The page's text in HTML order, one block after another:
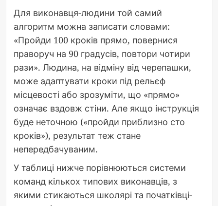
Для виконавця-людини той самий
алгоритм можна записати словами:
«Пройди 100 кроків прямо, повернися
праворуч на 90 градусів, повтори чотири
рази». Людина, на відміну від черепашки,
може адаптувати кроки під рельєф
місцевості або зрозуміти, що «прямо»
означає вздовж стіни. Але якщо інструкція
буде неточною («пройди приблизно сто
кроків»), результат теж стане
непередбачуваним.
У таблиці нижче порівнюються системи
команд кількох типових виконавців, з
якими стикаються школярі та початківці-